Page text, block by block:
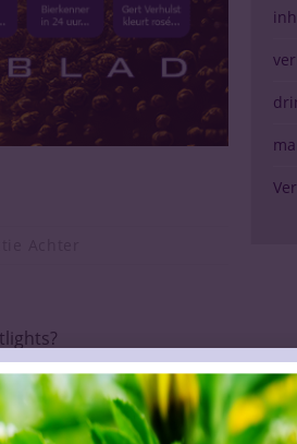
dranken
Malt afgerond